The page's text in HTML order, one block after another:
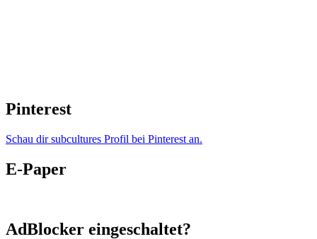
Pinterest
Schau dir subcultures Profil bei Pinterest an.
E-Paper
AdBlocker eingeschaltet?